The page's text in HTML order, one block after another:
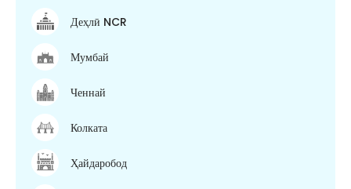
Деҳлӣ NCR
Мумбай
Ченнай
Колката
Ҳайдаробод